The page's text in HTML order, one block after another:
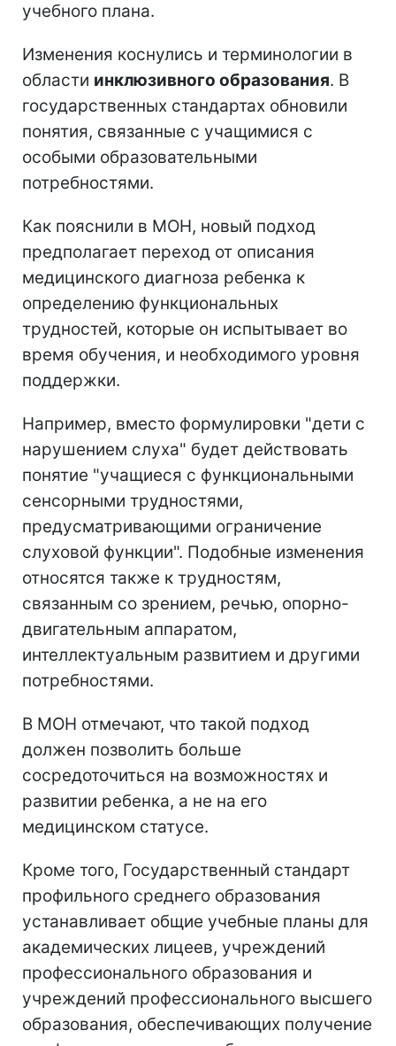
учебного плана.
Изменения коснулись и терминологии в
области инклюзивного образования. В
государственных стандартах обновили
понятия, связанные с учащимися с
особыми образовательными
потребностями.
Как пояснили в МОН, новый подход
предполагает переход от описания
медицинского диагноза ребенка к
определению функциональных
трудностей, которые он испытывает во
время обучения, и необходимого уровня
поддержки.
Например, вместо формулировки "дети с
нарушением слуха" будет действовать
понятие "учащиеся с функциональными
сенсорными трудностями,
предусматривающими ограничение
слуховой функции". Подобные изменения
относятся также к трудностям,
связанным со зрением, речью, опорно-
двигательным аппаратом,
интеллектуальным развитием и другими
потребностями.
В МОН отмечают, что такой подход
должен позволить больше
сосредоточиться на возможностях и
развитии ребенка, а не на его
медицинском статусе.
Кроме того, Государственный стандарт
профильного среднего образования
устанавливает общие учебные планы для
академических лицеев, учреждений
профессионального образования и
учреждений профессионального высшего
образования, обеспечивающих получение